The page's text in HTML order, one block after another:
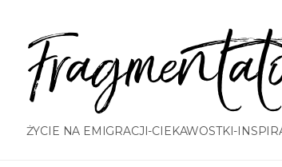
ŻYCIE NA EMIGRACJI-CIEKAWOSTKI-